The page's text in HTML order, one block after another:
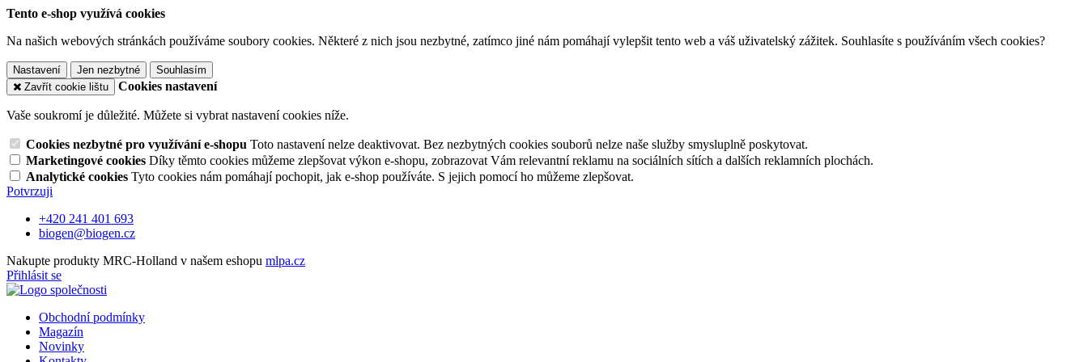
Tento e-shop využívá cookies
Na našich webových stránkách používáme soubory cookies. Některé z nich jsou nezbytné, zatímco jiné nám pomáhají vylepšit tento web a váš uživatelský zážitek. Souhlasíte s používáním všech cookies?
Nastavení Jen nezbytné
Souhlasím
Zavřít cookie lištu
Cookies nastavení
Vaše soukromí je důležité. Můžete si vybrat nastavení cookies níže.
Cookies nezbytné pro využívání e-shopu Toto nastavení nelze deaktivovat. Bez nezbytných cookies souborů nelze naše služby smysluplně poskytovat.
Marketingové cookies Díky těmto cookies můžeme zlepšovat výkon e-shopu, zobrazovat Vám relevantní reklamu na sociálních sítích a dalších reklamních plochách.
Analytické cookies Tyto cookies nám pomáhají pochopit, jak e-shop používáte. S jejich pomocí ho můžeme zlepšovat.
Potvrzuji
+420 241 401 693
biogen@biogen.cz
Nakupte produkty MRC-Holland v našem eshopu mlpa.cz
Přihlásit se
Obchodní podmínky
Magazín
Novinky